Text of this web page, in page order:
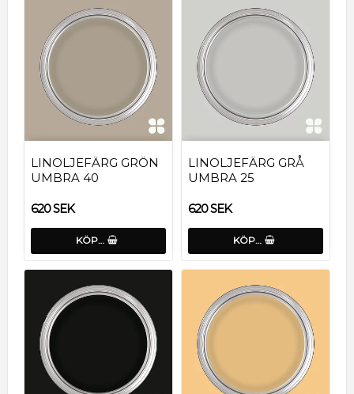
LINOLJEFÄRG GRÖN
UMBRA 40
620 SEK
KÖP…
LINOLJEFÄRG GRÅ
UMBRA 25
620 SEK
KÖP…